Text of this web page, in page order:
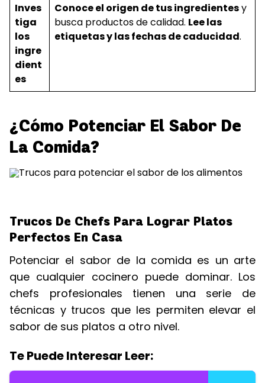
Inves
tiga
los
ingre
dient
es
Conoce el origen de tus ingredientesy
busca productos de calidad. Lee las
etiquetas y las fechas de caducidad.
¿Cómo Potenciar El Sabor De
La Comida?
Trucos De Chefs Para Lograr Platos
Perfectos En Casa
Potenciar el sabor de la comida es un arte
que cualquier cocinero puede dominar. Los
chefs profesionales tienen una serie de
técnicas y trucos que les permiten elevar el
sabor de sus platos a otro nivel.
Te Puede Interesar Leer: